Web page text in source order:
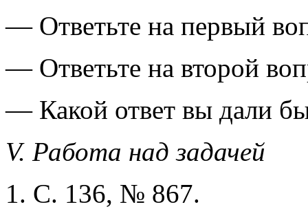
— Ответьте на первый
— Ответьте на второй
— Какой ответ вы дали
V. Работа над задачей
1. С. 136, № 867.